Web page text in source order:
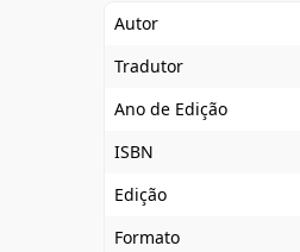
Autor
Tradutor
Ano de Edição
ISBN
Edição
Formato